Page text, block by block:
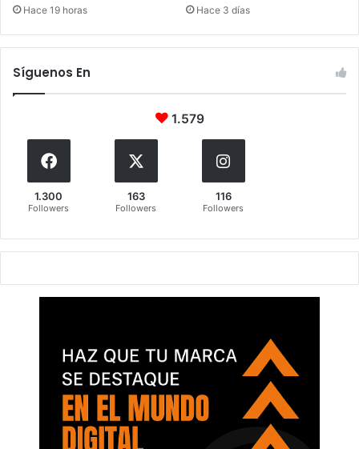
Hace 19 horas Hace 3 días
Síguenos En
1.579
1.300
Followers
163
Followers
116
Followers